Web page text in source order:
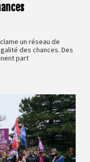
un réseau de
des chances. Des
part